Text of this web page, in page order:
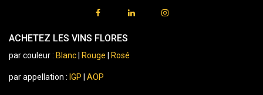
ACHETEZ LES VINS FLORES
par couleur : Blanc Rouge Rosé
par appellation : IGP AOP